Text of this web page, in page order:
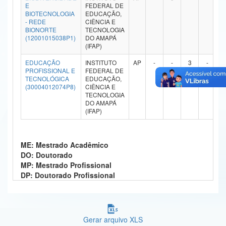
Ministério da Ciência, Tecnologia, Inovações e Comunicações
Ministério do Meio Ambiente
Ministério do Turismo
Ministério do Desenvolvimento Regional
Controladoria-Geral da União
Ministério da Mulher, da Família e dos Direitos Humanos
Secretaria de Governo
Gabinete de Segurança Institucional
E
BIOTECNOLOGIA
- REDE
BIONORTE
(12001015038P1)
FEDERAL DE
EDUCAÇÃO,
CIÊNCIA E
TECNOLOGIA
DO AMAPÁ
(IFAP)
EDUCAÇÃO
PROFISSIONAL E
TECNOLÓGICA
(30004012074P8)
INSTITUTO
FEDERAL DE
EDUCAÇÃO,
CIÊNCIA E
TECNOLOGIA
DO AMAPÁ
(IFAP)
AP - - 3 -
ME: Mestrado Acadêmico
DO: Doutorado
MP: Mestrado Profissional
DP: Doutorado Profissional
Gerar arquivo XLS